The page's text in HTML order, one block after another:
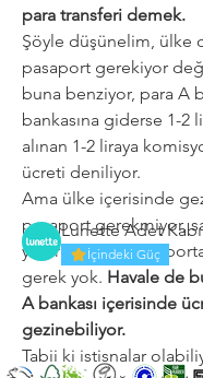
para transferi demek.
Şöyle düşünelim, ülke
pasaport gerekiyor
buna benziyor, para A
bankasına giderse 1-2
alınan 1-2 liraya
ücreti deniliyor.
Ama ülke içerisinde
pasaport gerekmiyor,
yeterli oluyor.
gerek yok. Havale de
A bankası içerisinde
gezinebiliyor.
Tabii ki istisnalar
Hakkında
Hadi gel açıklayalım...
Üye
Lunette Adet Kabı
İçindeki Güç
Tüm Üyeleri Gör (1)